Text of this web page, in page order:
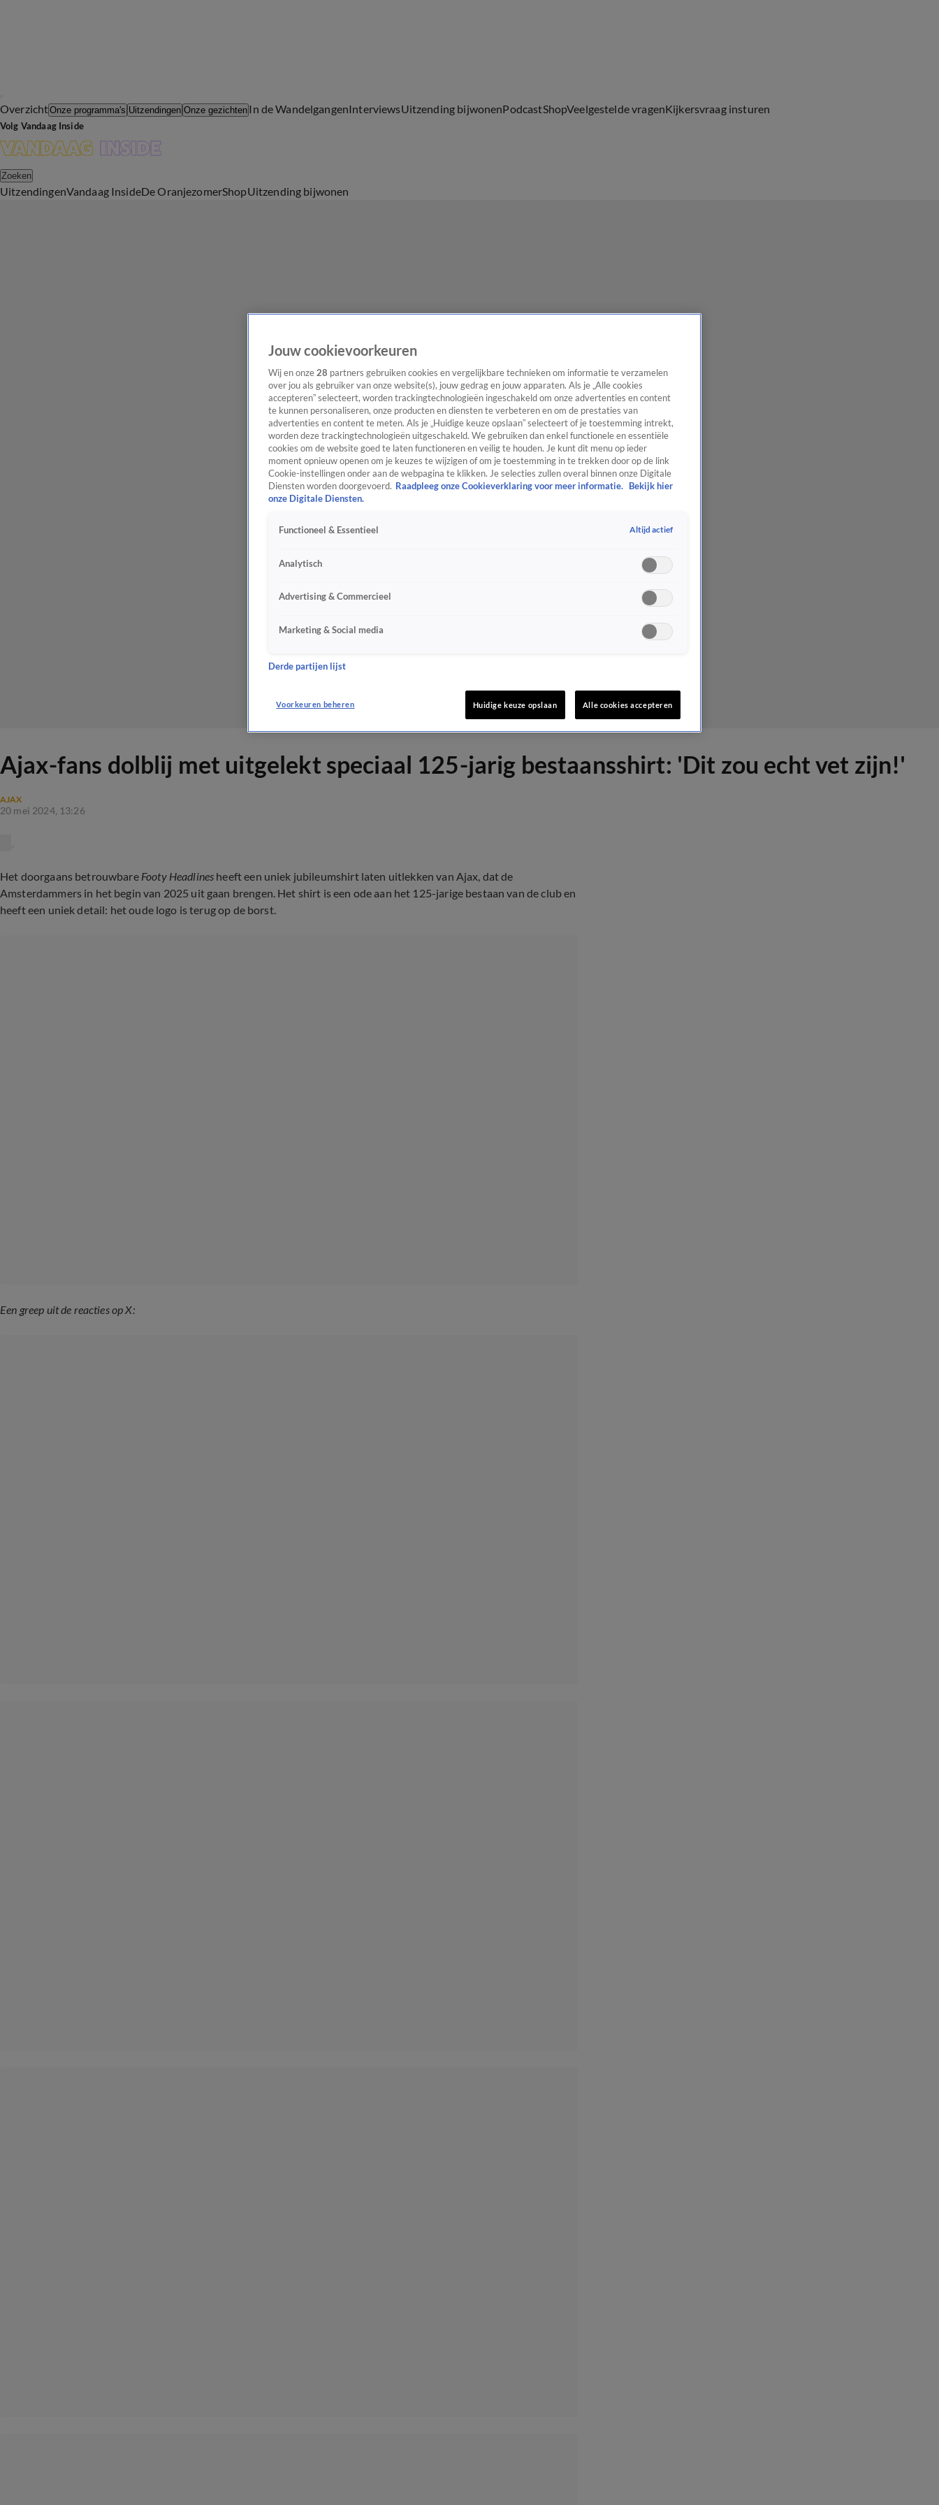
OverzichtOnze programma's Uitzendingen Onze gezichten In de WandelgangenInterviewsUitzending bijwonenPodcastShopVeelgestelde vragenKijkersvraag insturen
Volg Vandaag Inside
Zoeken
UitzendingenVandaag InsideDe OranjezomerShopUitzending bijwonen
Ajax-fans dolblij met uitgelekt speciaal 125-jarig bestaansshirt: 'Dit zou echt vet zijn!'
AJAX
20 mei 2024, 13:26
Het doorgaans betrouwbareFooty Headlines heeft een uniek jubileumshirt laten uitlekken van Ajax, dat de
Amsterdammers in het begin van 2025 uit gaan brengen. Het shirt is een ode aan het 125-jarige bestaan van de club en
heeft een uniek detail: het oude logo is terug op de borst.
Een greep uit de reacties op X:
Jouw cookievoorkeuren
Wij en onze 28 partners gebruiken cookies en vergelijkbare technieken om informatie te verzamelen
over jou als gebruiker van onze website(s), jouw gedrag en jouw apparaten. Als je „Alle cookies
accepteren” selecteert, worden trackingtechnologieën ingeschakeld om onze advertenties en content
te kunnen personaliseren, onze producten en diensten te verbeteren en om de prestaties van
advertenties en content te meten. Als je „Huidige keuze opslaan” selecteert of je toestemming intrekt,
worden deze trackingtechnologieën uitgeschakeld. We gebruiken dan enkel functionele en essentiële
cookies om de website goed te laten functioneren en veilig te houden. Je kunt dit menu op ieder
moment opnieuw openen om je keuzes te wijzigen of om je toestemming in te trekken door op de link
Cookie-instellingen onder aan de webpagina te klikken. Je selecties zullen overal binnen onze Digitale
Diensten worden doorgevoerd. Raadpleeg onze Cookieverklaring voor meer informatie.
Bekijk hier
onze Digitale Diensten.
Functioneel & Essentieel Altijd actief
Analytisch
Advertising & Commercieel
Marketing & Social media
Derde partijen lijst
Voorkeuren beheren Huidige keuze opslaan Alle cookies accepteren